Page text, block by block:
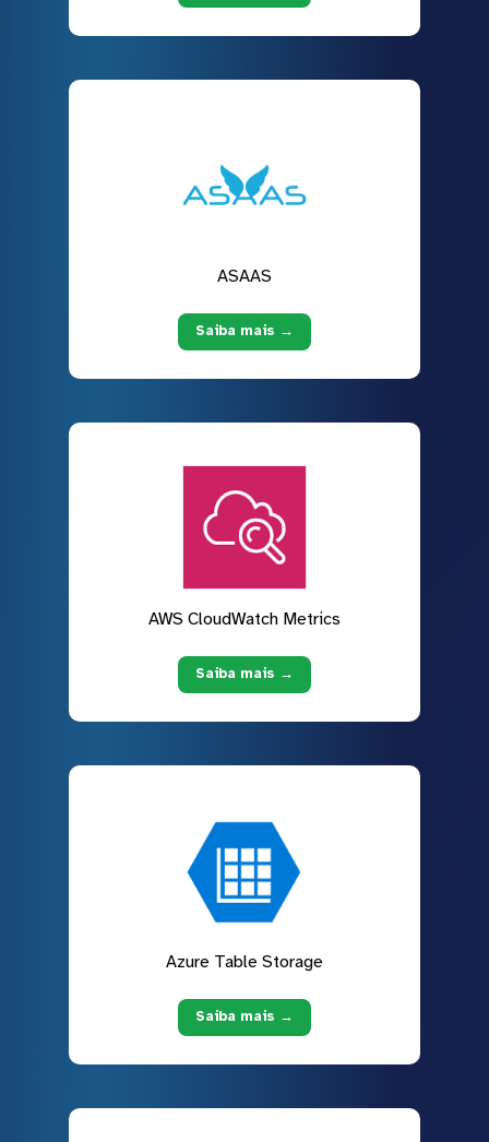
ASAAS
Saiba mais →
AWS CloudWatch Metrics
Saiba mais →
Azure Table Storage
Saiba mais →